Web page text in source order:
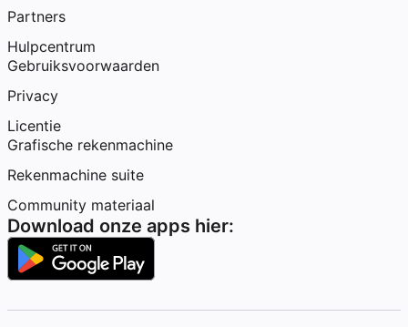
Partners
Hulpcentrum
Gebruiksvoorwaarden
Privacy
Licentie
Grafische rekenmachine
Rekenmachine suite
Community materiaal
Download onze apps hier: